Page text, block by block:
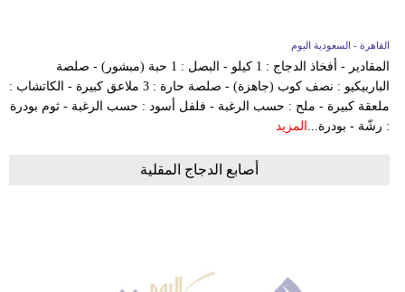
القاهرة - السعودية اليوم
المقادير - أفخاذ الدجاج : 1 كيلو - البصل : 1 حبة (مبشور) - صلصة
الباربيكيو : نصف كوب (جاهزة) - صلصة حارة : 3 ملاعق كبيرة - الكاتشاب :
ملعقة كبيرة - ملح : حسب الرغبة - فلفل أسود : حسب الرغبة - ثوم بودرة
: رشّة - بودرة... المزيد
أصابع الدجاج المقلية